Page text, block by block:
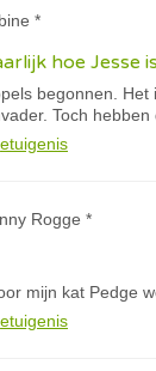
*
hoe Jesse
begonnen.
Toch hebben
Rogge *
mijn kat Pedge